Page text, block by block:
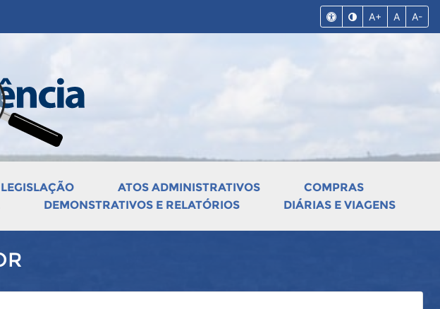
A+ A A-
LEGISLAÇÃO ATOS ADMINISTRATIVOS
COMPRAS
DEMONSTRATIVOS E RELATÓRIOS DIÁRIAS E VIAGENS